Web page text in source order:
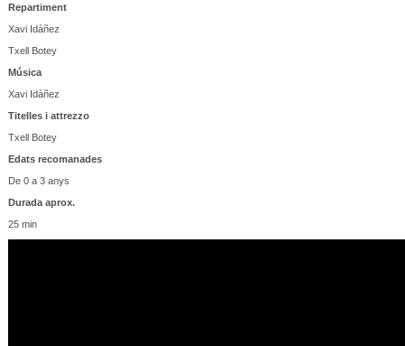
Repartiment
Xavi Idàñez
Txell Botey
Música
Xavi Idàñez
Titelles i attrezzo
Txell Botey
Edats recomanades
De 0 a 3 anys
Durada aprox.
25 min